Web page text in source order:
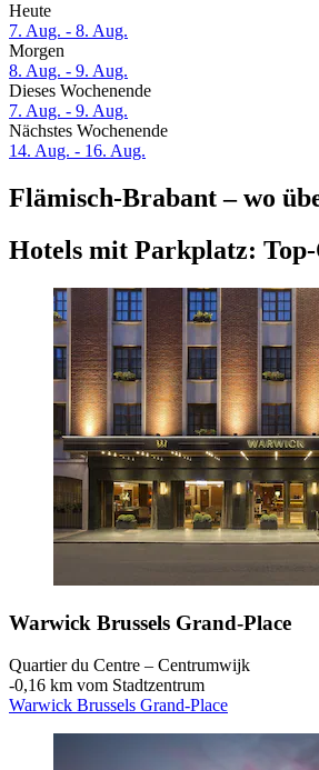
Heute
7. Aug. - 8. Aug.
Morgen
8. Aug. - 9. Aug.
Dieses Wochenende
7. Aug. - 9. Aug.
Nächstes Wochenende
14. Aug. - 16. Aug.
Flämisch-Brabant – wo
Hotels mit Parkplatz:
Warwick Brussels Grand-Place
Quartier du Centre – Centrumwijk
‐0,16 km vom Stadtzentrum
Warwick Brussels Grand-Place